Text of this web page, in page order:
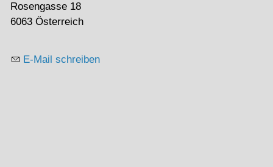
Rosengasse 18
6063 Österreich
E-Mail schreiben